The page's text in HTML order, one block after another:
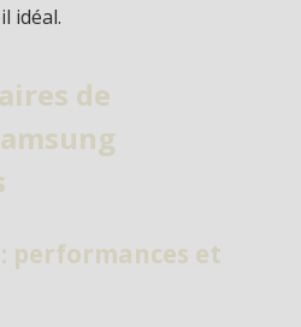
idéal.
de
performances et